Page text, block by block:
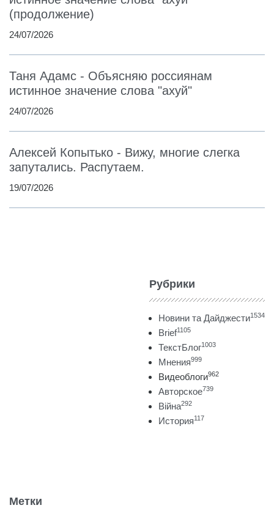
(продолжение)
24/07/2026
Таня Адамс - Объясняю россиянам
истинное значение слова "ахуй"
24/07/2026
Алексей Копытько - Вижу, многие слегка
запутались. Распутаем.
19/07/2026
Рубрики
Новини та Дайджести1534
Brief1105
ТекстБлог1003
Мнения999
Видеоблоги962
Авторское739
Війна292
История117
Метки